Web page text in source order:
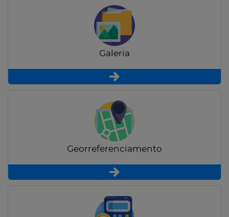
Galeria
Georreferenciamento